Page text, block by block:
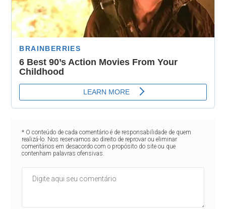
* O conteúdo de cada comentário é de responsabilidade de quem
realizá-lo. Nos reservamos ao direito de reprovar ou eliminar
comentários em desacordo com o propósito do site ou que
contenham palavras ofensivas.